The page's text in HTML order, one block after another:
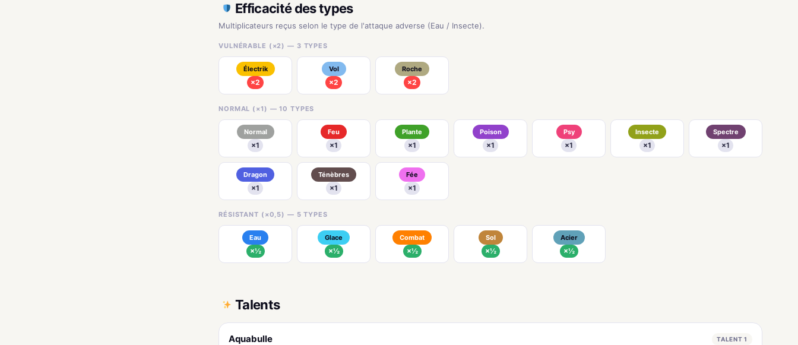
Efficacité des types
Multiplicateurs reçus selon le type de l'attaque adverse (Eau / Insecte).
VULNÉRABLE (×2) — 3 TYPES
Électrik
×2
Vol
×2
Roche
×2
NORMAL (×1) — 10 TYPES
Normal
×1
Feu
×1
Plante
×1
Poison
×1
Psy
×1
Insecte
×1
Spectre
×1
Dragon
×1
Ténèbres
×1
Fée
×1
RÉSISTANT (×0,5) — 5 TYPES
Eau
×½
Glace
×½
Combat
×½
Sol
×½
Acier
×½
Talents
Aquabulle TALENT 1